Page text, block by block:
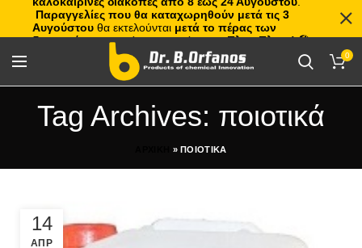
0
Tag Archives: ποιοτικά
»ΠΟΙΟΤΙΚΑ
14
ΑΠΡ
Παραγγελίες που θα καταχωρηθούν μετά τις 3
Αυγούστου θα εκτελούνται μετά το πέρας των
διακοπών, με σειρά προτεραιότητας.Πλιτς Πλατς!🏖️🌊